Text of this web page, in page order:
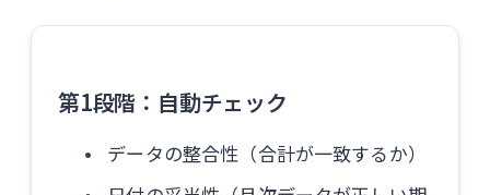
第1段階：自動チェック
データの整合性（合計が一致するか）